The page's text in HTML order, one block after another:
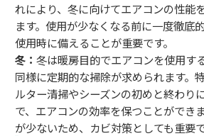
れにより、冬に向けてエアコンの性能
ます。使用が少なくなる前に一度徹底
使用時に備えることが重要です。
冬： 冬は暖房目的でエアコンを使用す
同様に定期的な掃除が求められます。
ルター清掃やシーズンの初めと終わり
で、エアコンの効率を保つことができ
が少ないため、カビ対策としても重要で